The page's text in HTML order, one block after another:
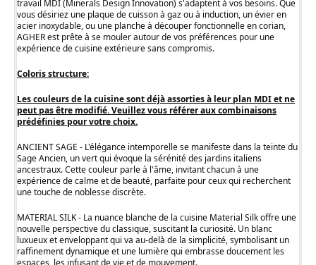
travail MDI (Minerals Design Innovation) s'adaptent à vos besoins. Que
vous désiriez une plaque de cuisson à gaz ou à induction, un évier en
acier inoxydable, ou une planche à découper fonctionnelle en corian,
AGHER est prête à se mouler autour de vos préférences pour une
expérience de cuisine extérieure sans compromis.
Coloris structure:
Les couleurs de la cuisine sont déjà assorties à leur plan MDI et ne
peut pas être modifié. Veuillez vous référer aux combinaisons
prédéfinies pour votre choix.
ANCIENT SAGE - L'élégance intemporelle se manifeste dans la teinte du
Sage Ancien, un vert qui évoque la sérénité des jardins italiens
ancestraux. Cette couleur parle à l'âme, invitant chacun à une
expérience de calme et de beauté, parfaite pour ceux qui recherchent
une touche de noblesse discrète.
MATERIAL SILK - La nuance blanche de la cuisine Material Silk offre une
nouvelle perspective du classique, suscitant la curiosité. Un blanc
luxueux et enveloppant qui va au-delà de la simplicité, symbolisant un
raffinement dynamique et une lumière qui embrasse doucement les